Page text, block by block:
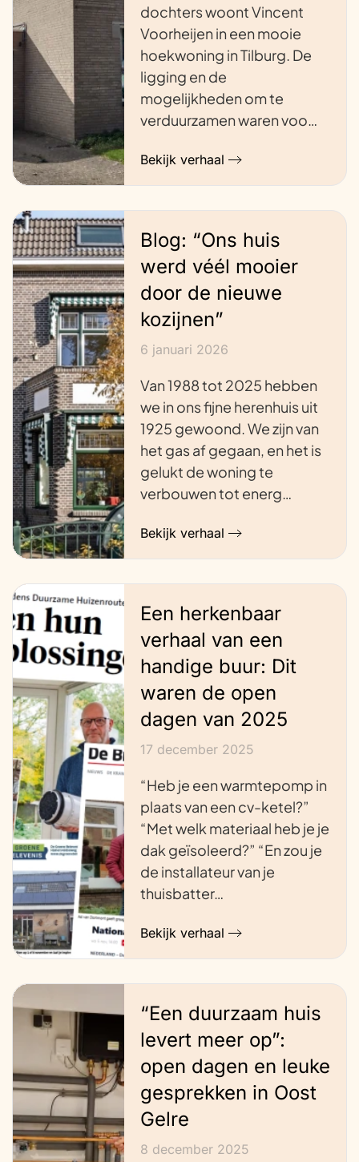
dochters woont Vincent
Voorheijen in een mooie
hoekwoning in Tilburg. De
ligging en de
mogelijkheden om te
verduurzamen waren voo…
Bekijk verhaal
Blog: “Ons huis
werd véél mooier
door de nieuwe
kozijnen”
6 januari 2026
Van 1988 tot 2025 hebben
we in ons fijne herenhuis uit
1925 gewoond. We zijn van
het gas af gegaan, en het is
gelukt de woning te
verbouwen tot energ…
Bekijk verhaal
Een herkenbaar
verhaal van een
handige buur: Dit
waren de open
dagen van 2025
17 december 2025
“Heb je een warmtepomp in
plaats van een cv-ketel?”
“Met welk materiaal heb je je
dak geïsoleerd?” “En zou je
de installateur van je
thuisbatter…
Bekijk verhaal
“Een duurzaam huis
levert meer op”:
open dagen en leuke
gesprekken in Oost
Gelre
8 december 2025